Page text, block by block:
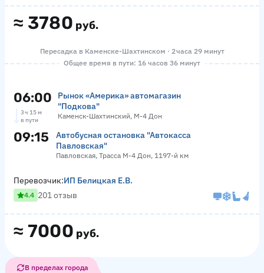
≈ 3780 руб.
Пересадка в Каменске-Шахтинском · 2 часа 29 минут
Общее время в пути: 16 часов 36 минут
06:00
Рынок «Америка» автомагазин
"Подкова"
Каменск-Шахтинский, М-4 Дон
3 ч 15 м
в пути
09:15
Автобусная остановка "Автокасса
Павловская"
Павловская, Трасса М-4 Дон, 1197-й км
≈ 7000 руб.
Перевозчик:ИП Белицкая Е.В.
4.4 201 отзыв
В пределах города